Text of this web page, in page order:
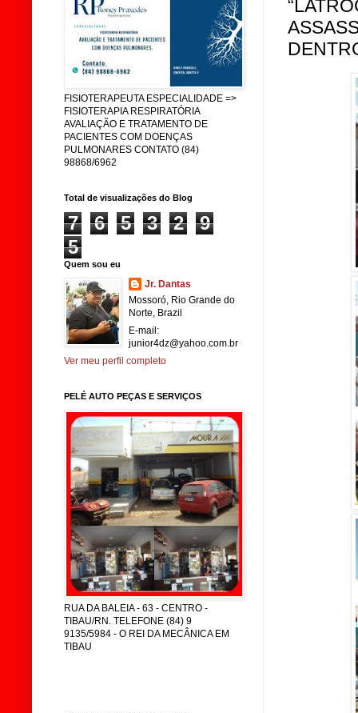
FISIOTERAPEUTA ESPECIALIDADE =>
FISIOTERAPIA RESPIRATÓRIA
AVALIAÇÃO E TRATAMENTO DE
PACIENTES COM DOENÇAS
PULMONARES CONTATO (84)
98868/6962
Total de visualizações do Blog
7 6 5 3 2
9
5
Quem sou eu
Jr. Dantas
Mossoró, Rio Grande do
Norte, Brazil
E-mail:
junior4dz@yahoo.com.br
Ver meu perfil completo
PELÉ AUTO PEÇAS E SERVIÇOS
RUA DA BALEIA - 63 - CENTRO -
TIBAU/RN. TELEFONE (84) 9
9135/5984 - O REI DA MECÂNICA EM
TIBAU